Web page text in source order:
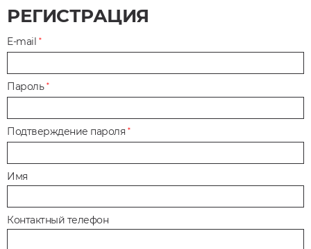
РЕГИСТРАЦИЯ
E-mail *
Пароль *
Подтверждение пароля *
Имя
Контактный телефон